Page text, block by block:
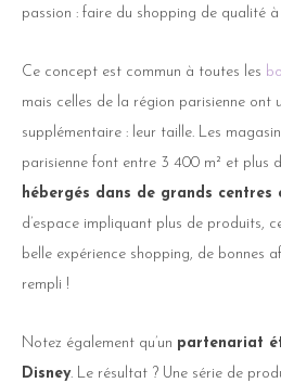
passion : faire du shopping de qualité
Ce concept est commun à toutes les
mais celles de la région parisienne ont
supplémentaire : leur taille. Les
parisienne font entre 3 400 m² et plus
hébergés dans de grands centres
d’espace impliquant plus de produits,
belle expérience shopping, de bonnes
rempli !
Notez également qu’un partenariat
Disney. Le résultat ? Une série de